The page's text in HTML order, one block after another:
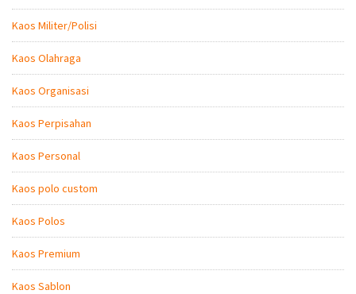
Kaos Militer/Polisi
Kaos Olahraga
Kaos Organisasi
Kaos Perpisahan
Kaos Personal
Kaos polo custom
Kaos Polos
Kaos Premium
Kaos Sablon